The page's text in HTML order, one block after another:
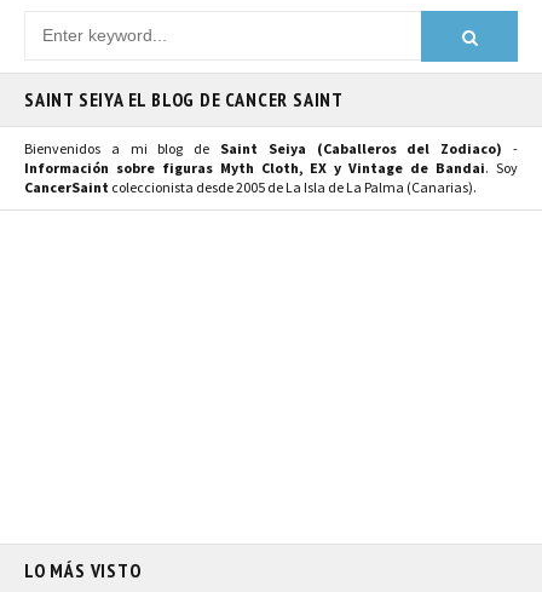
SAINT SEIYA EL BLOG DE CANCER SAINT
Bienvenidos a mi blog de Saint Seiya (Caballeros del Zodiaco) -
Información sobre figuras Myth Cloth, EX y Vintage de Bandai. Soy
CancerSaint coleccionista desde 2005 de La Isla de La Palma (Canarias).
LO MÁS VISTO